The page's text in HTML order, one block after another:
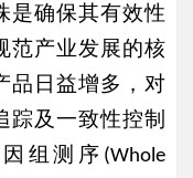
t
i
是确保其有效性
范产业发展的核
品日益增多，对
踪及一致性控制
组测序 (Whole